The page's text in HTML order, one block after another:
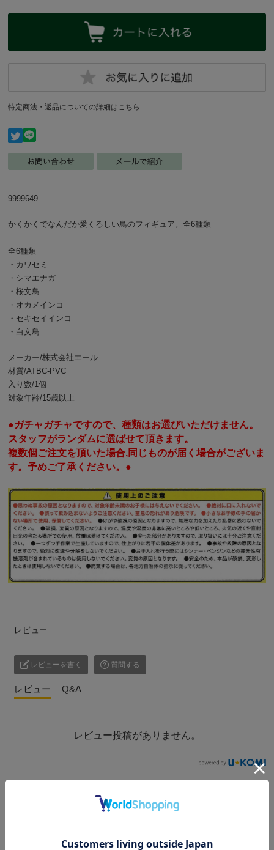
特定商法・返品についての詳細はこちら
9999649
かくかくでなんだか愛くるしい鳥のフィギュア。全6種類
全6種類
・カワセミ
・シマエナガ
・桜文鳥
・オカメインコ
・セキセイインコ
・白文鳥
メーカー/株式会社エール
材質/ATBC-PVC
入り数/1個
対象年齢/15歳以上
●ガチャガチャですので、種類はお選びいただけません。
スタッフがランダムに選ばせて頂きます。
複数個ご注文を頂いた場合,同じものが届く場合がございま
す。予めご了承ください。●
レビュー
レビューを書く 質問する
レビュー Q&A
レビュー投稿がありません。
の商品を見た人はこんな商品も見ています